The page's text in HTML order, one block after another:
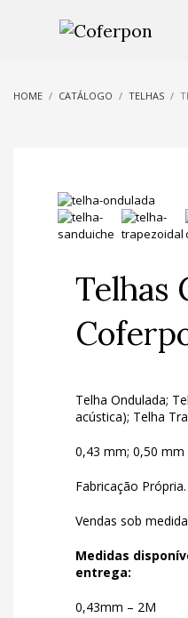
HOME CATÁLOGO TELHAS
Telhas
Telha Ondulada;
acústica); Telha
0,43 mm; 0,50 mm
Fabricação Própria.
Vendas sob
Medidas
entrega:
0,43mm – 2M